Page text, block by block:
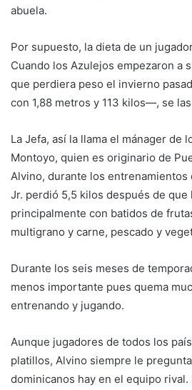
abuela.
Por supuesto, la dieta de un
Cuando los Azulejos empezaron a
que perdiera peso el invierno
con 1,88 metros y 113 kilos—, se
La Jefa, así la llama el mánager de
Montoyo, quien es originario de
Alvino, durante los entrenamientos
Jr. perdió 5,5 kilos después de que
principalmente con batidos de
multigrano y carne, pescado y
Durante los seis meses de
menos importante pues quema
entrenando y jugando.
Aunque jugadores de todos los
platillos, Alvino siempre le
dominicanos hay en el equipo rival.